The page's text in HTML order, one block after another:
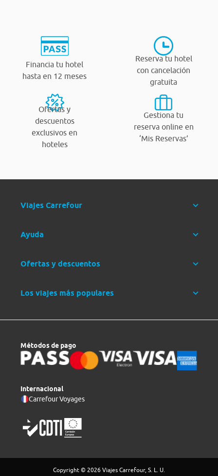
Financia tu hotel
hasta en 12 meses
Reserva tu hotel
con cancelación
gratuita
Ofertas y
descuentos
exclusivos en
hoteles
Gestiona tu
reserva online en
‘Mis Reservas’
Viajes Carrefour
Ayuda
Ofertas y descuentos
Los viajes más populares
Métodos de pago
Internacional
Carrefour Voyages
Copyright © 2026 Viajes Carrefour, S. L. U.